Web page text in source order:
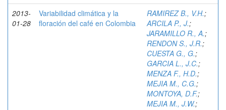
2013-
01-28
Variabilidad climática y la
floración del café en Colombia
RAMIREZ B., V.H.;
ARCILA P., J.;
JARAMILLO R., A.;
RENDON S., J.R.;
CUESTA G., G.;
GARCIA L., J.C.;
MENZA F., H.D.;
MEJIA M., C.G.;
MONTOYA, D.F.;
MEJIA M., J.W.;